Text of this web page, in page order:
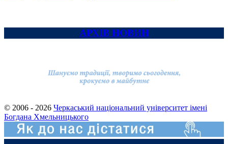
АРХІВ НОВИН
© 2006 - 2026 Черкаський національний університет імені
Богдана Хмельницького